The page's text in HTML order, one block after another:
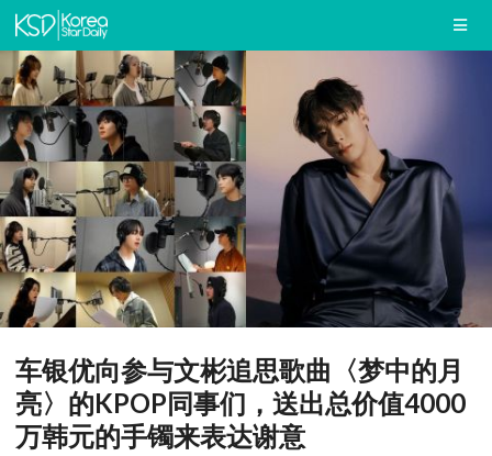
车银优向参与文彬追思歌曲〈梦中的月
亮〉的KPOP同事们，送出总价值4000
万韩元的手镯来表达谢意